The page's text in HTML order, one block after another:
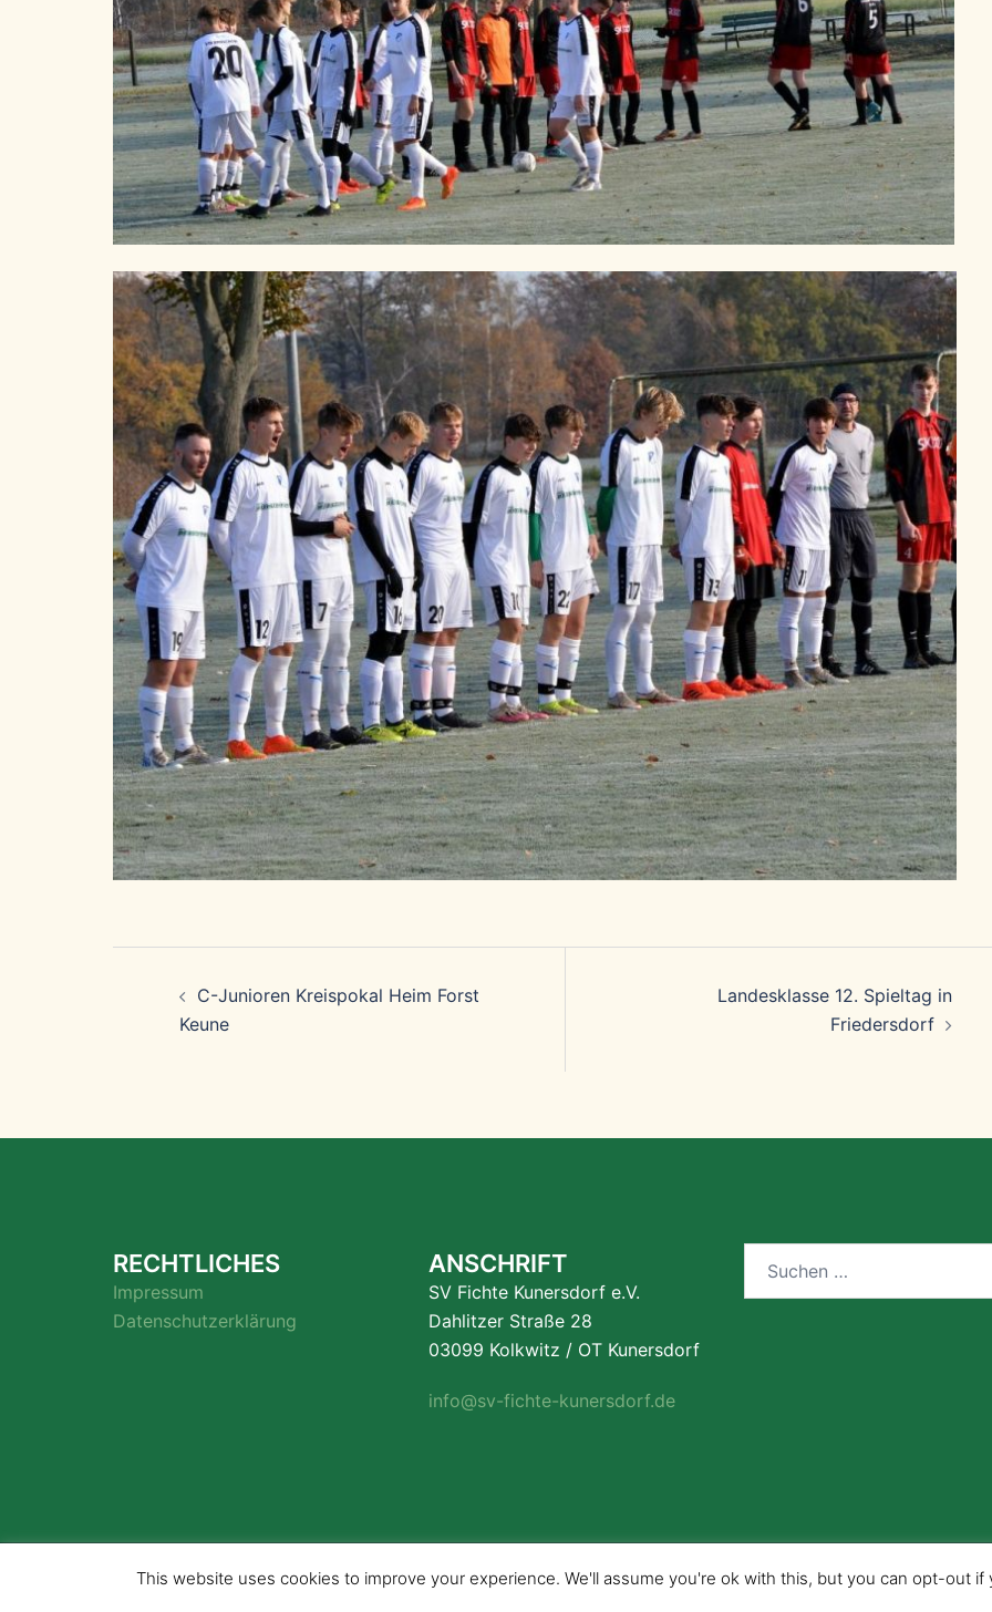
Beitragsnavigation
C-Junioren Kreispokal Heim Forst
Keune
Landesklasse 12. Spieltag in
Friedersdorf
RECHTLICHES
Impressum
Datenschutzerklärung
ANSCHRIFT
SV Fichte Kunersdorf e.V.
Dahlitzer Straße 28
03099 Kolkwitz / OT Kunersdorf
info@sv-fichte-kunersdorf.de
© 2026 . Stolz präsentiert vonSydney
This website uses cookies to improve your experience. We'll assume you're ok with this, but you can opt-out